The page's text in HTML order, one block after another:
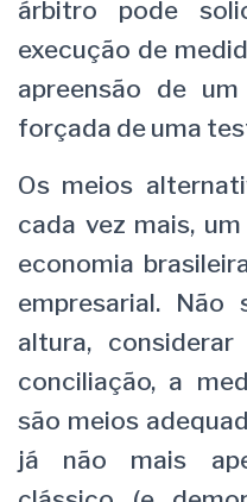
árbitro pode
execução de
apreensão de
forçada de uma
Os meios
cada vez mais,
economia
empresarial. Não
altura,
conciliação, a
são meios
já não mais